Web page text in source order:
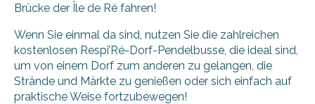
Brücke der Île de Ré fahren!
Wenn Sie einmal da sind, nutzen Sie die zahlreichen
kostenlosen Respi’Ré-Dorf-Pendelbusse, die ideal sind,
um von einem Dorf zum anderen zu gelangen, die
Strände und Märkte zu genießen oder sich einfach auf
praktische Weise fortzubewegen!